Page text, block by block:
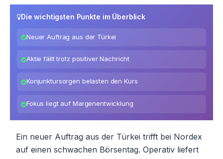
Die wichtigsten Punkte im Überblick
Neuer Auftrag aus der Türkei
Aktie fällt trotz positiver Nachricht
Konjunktursorgen belasten den Kurs
Fokus liegt auf Margenentwicklung
Ein neuer Auftrag aus der Türkei trifft bei Nordex
auf einen schwachen Börsentag. Operativ liefert